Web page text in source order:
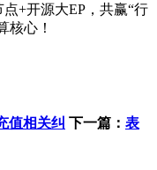
+开源大EP，共赢“行
核心！
值相关纠 下一篇： 表